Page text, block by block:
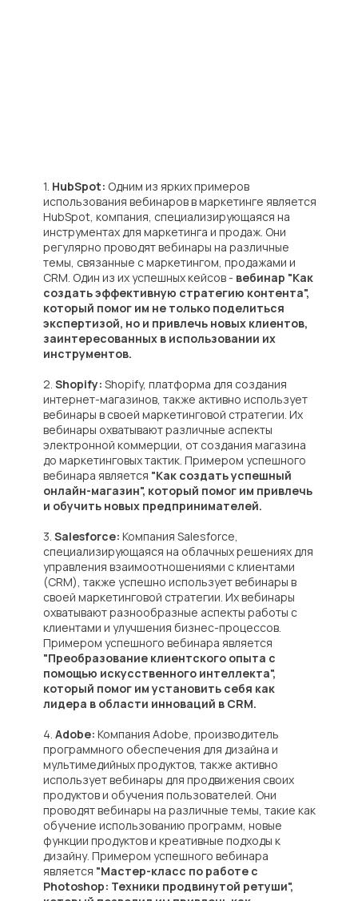
1. HubSpot: Одним из ярких примеров
использования вебинаров в маркетинге является
HubSpot, компания, специализирующаяся на
инструментах для маркетинга и продаж. Они
регулярно проводят вебинары на различные
темы, связанные с маркетингом, продажами и
CRM. Один из их успешных кейсов - вебинар "Как
создать эффективную стратегию контента",
который помог им не только поделиться
экспертизой, но и привлечь новых клиентов,
заинтересованных в использовании их
инструментов.
2. Shopify: Shopify, платформа для создания
интернет-магазинов, также активно использует
вебинары в своей маркетинговой стратегии. Их
вебинары охватывают различные аспекты
электронной коммерции, от создания магазина
до маркетинговых тактик. Примером успешного
вебинара является "Как создать успешный
онлайн-магазин", который помог им привлечь
и обучить новых предпринимателей.
3. Salesforce: Компания Salesforce,
специализирующаяся на облачных решениях для
управления взаимоотношениями с клиентами
(CRM), также успешно использует вебинары в
своей маркетинговой стратегии. Их вебинары
охватывают разнообразные аспекты работы с
клиентами и улучшения бизнес-процессов.
Примером успешного вебинара является
"Преобразование клиентского опыта с
помощью искусственного интеллекта",
который помог им установить себя как
лидера в области инноваций в CRM.
4. Adobe: Компания Adobe, производитель
программного обеспечения для дизайна и
мультимедийных продуктов, также активно
использует вебинары для продвижения своих
продуктов и обучения пользователей. Они
проводят вебинары на различные темы, такие как
обучение использованию программ, новые
функции продуктов и креативные подходы к
дизайну. Примером успешного вебинара
является "Мастер-класс по работе с
Photoshop: Техники продвинутой ретуши",
Остались
вопросы?
Свяжитесь с нами удобным
способом и мы ответим